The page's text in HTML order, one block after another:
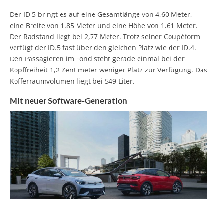
Der ID.5 bringt es auf eine Gesamtlänge von 4,60 Meter,
eine Breite von 1,85 Meter und eine Höhe von 1,61 Meter.
Der Radstand liegt bei 2,77 Meter. Trotz seiner Coupéform
verfügt der ID.5 fast über den gleichen Platz wie der ID.4.
Den Passagieren im Fond steht gerade einmal bei der
Kopffreiheit 1,2 Zentimeter weniger Platz zur Verfügung. Das
Kofferraumvolumen liegt bei 549 Liter.
Mit neuer Software-Generation